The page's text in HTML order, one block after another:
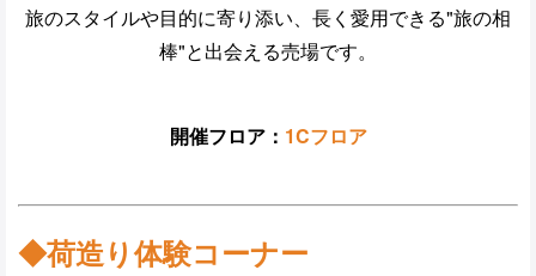
旅のスタイルや目的に寄り添い、長く愛用できる"旅の相
棒"と出会える売場です。
開催フロア： 1Cフロア
◆荷造り体験コーナー